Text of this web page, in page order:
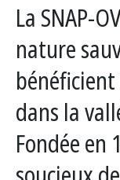
La SNAP-
nature
bénéficient
dans la
Fondée en